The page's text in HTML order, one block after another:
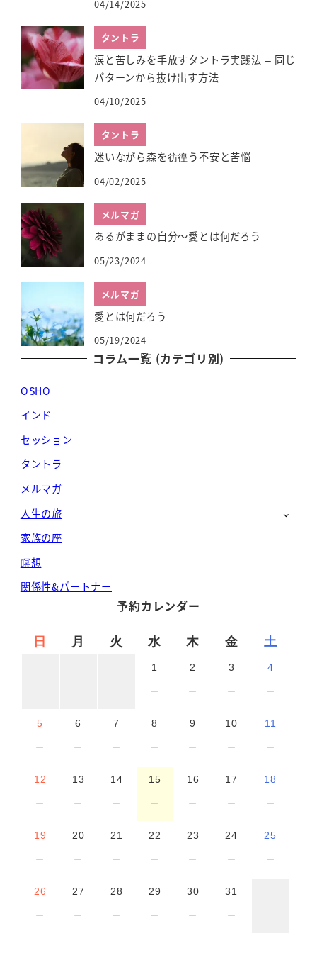
04/14/2025
タントラ
涙と苦しみを手放すタントラ実践法 – 同じ
パターンから抜け出す方法
04/10/2025
タントラ
迷いながら森を彷徨う不安と苦悩
04/02/2025
メルマガ
あるがままの自分～愛とは何だろう
05/23/2024
メルマガ
愛とは何だろう
05/19/2024
コラム一覧 (カテゴリ別)
OSHO
インド
セッション
タントラ
メルマガ
人生の旅
家族の座
瞑想
関係性&パートナー
予約カレンダー
日 月 火 水 木 金 土
1
－
2
－
3
－
4
－
5
－
6
－
7
－
8
－
9
－
10
－
11
－
12
－
13
－
14
－
15
－
16
－
17
－
18
－
19
－
20
－
21
－
22
－
23
－
24
－
25
－
26
－
27
－
28
－
29
－
30
－
31
－